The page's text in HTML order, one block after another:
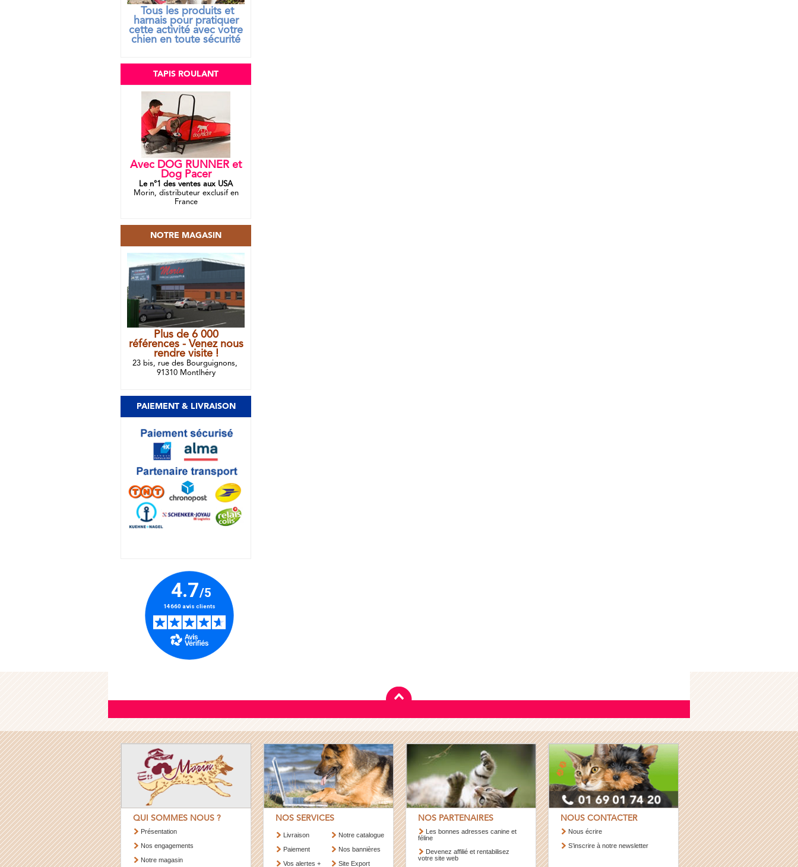
Tous les produits et
harnais pour pratiquer
cette activité avec votre
chien en toute sécurité
TAPIS ROULANT
Avec DOG RUNNER et
Dog Pacer
Le n°1 des ventes aux USA
Morin, distributeur exclusif en
France
NOTRE MAGASIN
Plus de 6 000
références - Venez nous
rendre visite !
23 bis, rue des Bourguignons,
91310 Montlhéry
PAIEMENT & LIVRAISON
QUI SOMMES NOUS ?
Présentation
Nos engagements
Notre magasin
NOS SERVICES
Livraison
Paiement
Vos alertes +
Notre catalogue
Nos bannières
Site Export
NOS PARTENAIRES
Les bonnes adresses canine et
féline
Devenez affilié et rentabilisez
votre site web
NOUS CONTACTER
Nous écrire
S’inscrire à notre newsletter